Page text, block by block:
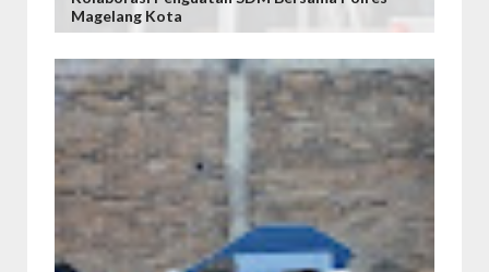
Magelang Kota